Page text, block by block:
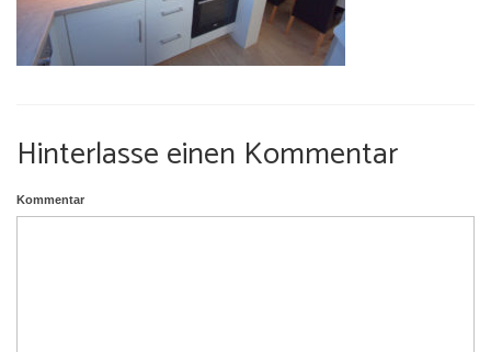
Umgebung
Hinterlasse einen Kommentar
Kommentar